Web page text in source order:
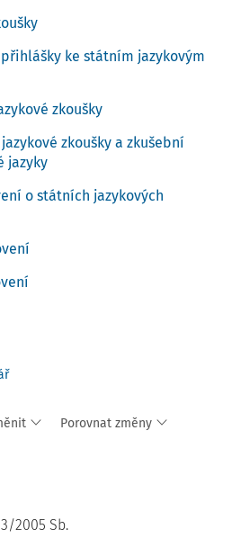
ke státním jazykovým
zkoušky
zkoušky a zkušební
jazyky
o státních jazykových
Porovnat změny
2005 Sb.